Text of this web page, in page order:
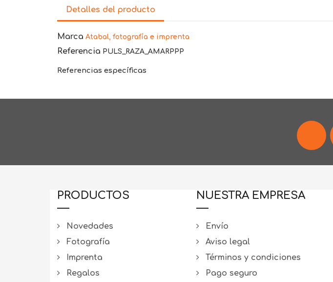
Detalles del producto
Marca Atabal, fotografía e imprenta
Referencia PULS_RAZA_AMARPPP
Referencias específicas
PRODUCTOS
Novedades
Fotografía
Imprenta
Regalos
NUESTRA EMPRESA
Envío
Aviso legal
Términos y condiciones
Pago seguro